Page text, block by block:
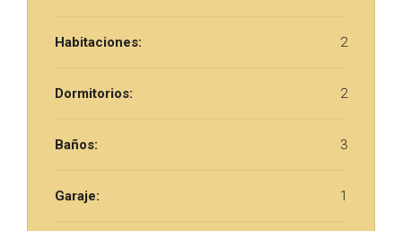
Habitaciones: 2
Dormitorios: 2
Baños: 3
Garaje: 1